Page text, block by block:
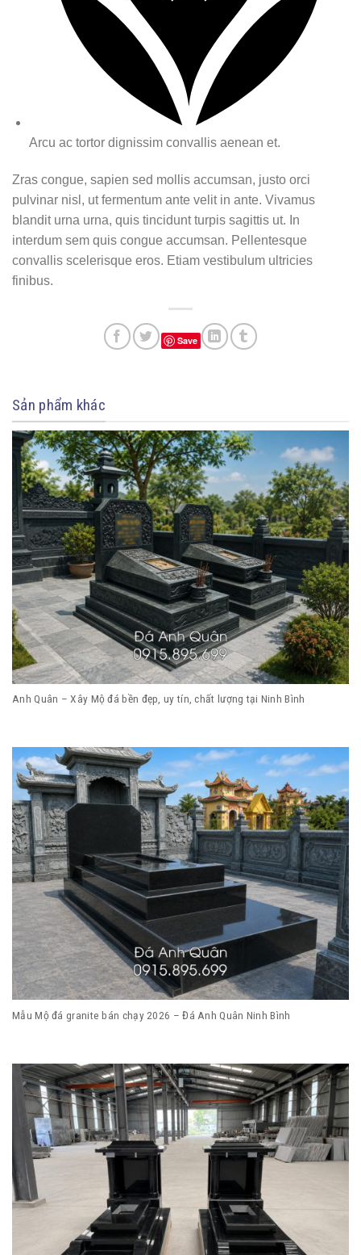
Arcu ac tortor dignissim convallis aenean et.
Zras congue, sapien sed mollis accumsan, justo orci
pulvinar nisl, ut fermentum ante velit in ante. Vivamus
blandit urna urna, quis tincidunt turpis sagittis ut. In
interdum sem quis congue accumsan. Pellentesque
convallis scelerisque eros. Etiam vestibulum ultricies
finibus.
Save
Sản phẩm khác
Anh Quân – Xây Mộ đá bền đẹp, uy tín, chất lượng tại Ninh Bình
Mẫu Mộ đá granite bán chạy 2026 – Đá Anh Quân Ninh Bình